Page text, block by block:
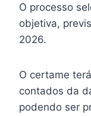
O processo
objetiva,
2026.
O certame
contados da
podendo ser